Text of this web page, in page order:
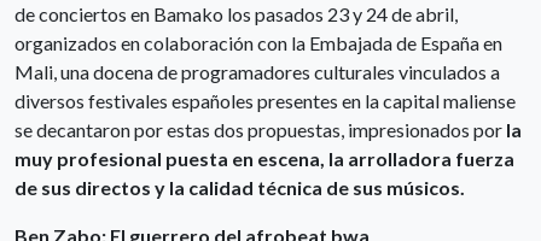
de conciertos en Bamako los pasados 23 y 24 de abril,
organizados en colaboración con la Embajada de España en
Mali, una docena de programadores culturales vinculados a
diversos festivales españoles presentes en la capital maliense
se decantaron por estas dos propuestas, impresionados por la
muy profesional puesta en escena, la arrolladora fuerza
de sus directos y la calidad técnica de sus músicos.
Ben Zabo: El guerrero del afrobeat bwa